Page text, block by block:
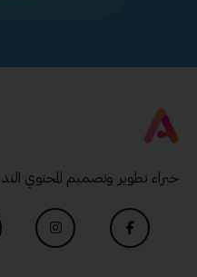
خبراء تطوير وتصميم المحتوي